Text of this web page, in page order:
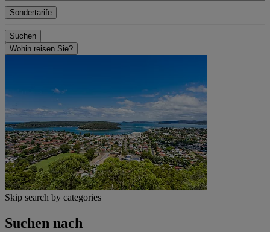
Sondertarife
Suchen
Wohin reisen Sie?
Skip search by categories
Suchen nach